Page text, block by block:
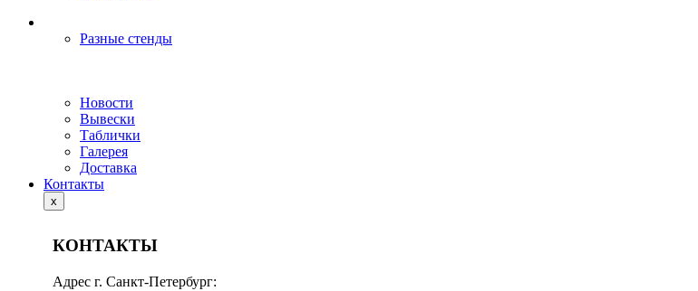
Разные стенды
Новости
Вывески
Таблички
Галерея
Доставка
Контакты
x
КОНТАКТЫ
Адрес г. Санкт-Петербург: